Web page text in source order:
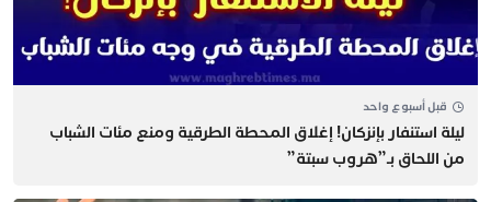
قبل أسبوع واحد
​ليلة استنفار بإنزكان! إغلاق المحطة الطرقية ومنع مئات الشباب
من اللحاق بـ”هروب سبتة”